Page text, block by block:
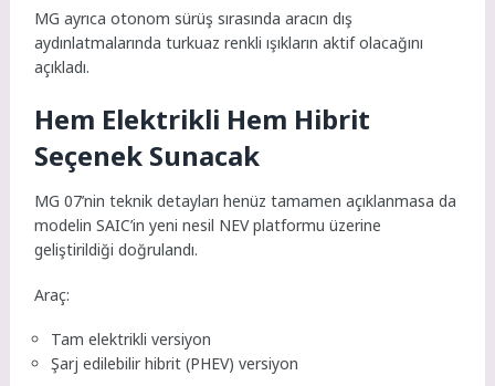
MG ayrıca otonom sürüş sırasında aracın dış
aydınlatmalarında turkuaz renkli ışıkların aktif olacağını
açıkladı.
Hem Elektrikli Hem Hibrit
Seçenek Sunacak
MG 07’nin teknik detayları henüz tamamen açıklanmasa da
modelin SAIC’in yeni nesil NEV platformu üzerine
geliştirildiği doğrulandı.
Araç:
Tam elektrikli versiyon
Şarj edilebilir hibrit (PHEV) versiyon